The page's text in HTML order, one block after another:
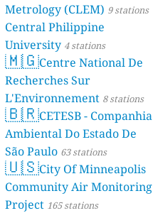
Metrology (CLEM) 9 stations
Central Philippine
University 4 stations
🇲🇬Centre National De
Recherches Sur
L'Environnement 8 stations
🇧🇷CETESB - Companhia
Ambiental Do Estado De
São Paulo 63 stations
🇺🇸City Of Minneapolis
Community Air Monitoring
Project 165 stations